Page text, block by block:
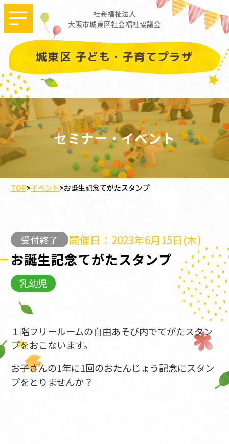
社会福祉法人
大阪市城東区社会福祉協議会
城東区 子ども・子育てプラザ
セミナー・イベント
TOP>イベント>お誕生記念てがたスタンプ
受付終了 開催日：2023年6月15日(木)
お誕生記念てがたスタンプ
乳幼児
１階フリールームの自由あそび内でてがたスタン
プをおこないます。
お子さんの1年に1回のおたんじょう記念にスタン
プをとりませんか？